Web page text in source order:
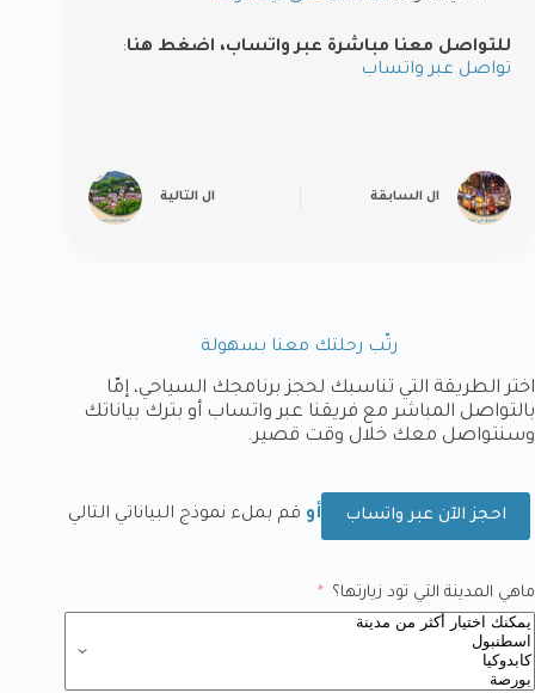
للتواصل معنا مباشرة عبر واتساب، اضغط هنا:
تواصل عبر واتساب
ال السابقة ال التالية
رتّب رحلتك معنا بسهولة
اختر الطريقة التي تناسبك لحجز برنامجك السياحي، إمّا
بالتواصل المباشر مع فريقنا عبر واتساب أو بترك بياناتك
وسنتواصل معك خلال وقت قصير.
احجز الآن عبر واتساب أو قم بملء نموذج البياناتي التالي
ماهي المدينة التي تود زيارتها؟